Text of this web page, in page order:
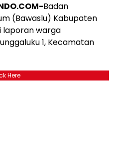
Badan
(Bawaslu) Kabupaten
laporan warga
1, Kecamatan
Here